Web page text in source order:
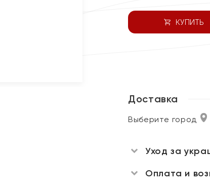
КУПИТЬ
Доставка
Выберите город
Уход за
Оплата и